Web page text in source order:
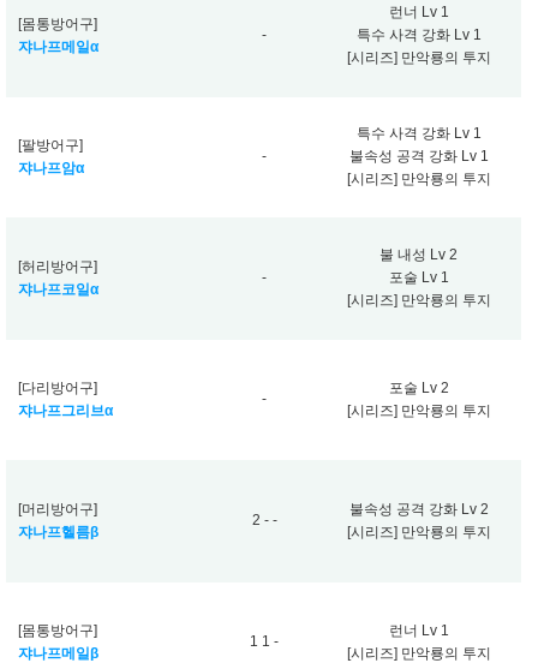
[몸통방어구]
쟈나프메일α
-
런너 Lv 1
특수 사격 강화 Lv 1
[시리즈] 만악룡의 투지
[팔방어구]
쟈나프암α
-
특수 사격 강화 Lv 1
불속성 공격 강화 Lv 1
[시리즈] 만악룡의 투지
[허리방어구]
쟈나프코일α
-
불 내성 Lv 2
포술 Lv 1
[시리즈] 만악룡의 투지
[다리방어구]
쟈나프그리브α
-
포술 Lv 2
[시리즈] 만악룡의 투지
[머리방어구]
쟈나프헬름β
2 - -
불속성 공격 강화 Lv 2
[시리즈] 만악룡의 투지
[몸통방어구]
쟈나프메일β
1 1 -
런너 Lv 1
[시리즈] 만악룡의 투지